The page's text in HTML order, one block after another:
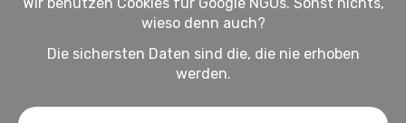
Initiative der Journalistin Elisabeth
Koblitz. Auf der laufend aktualisierten
Seite bekommst du einen schnellen und
gut sortierten Überblick über die
hier folgende Hilfsangebote: